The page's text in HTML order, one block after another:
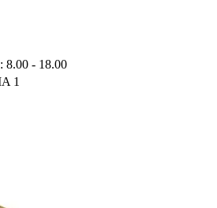
8.00 - 18.00
1